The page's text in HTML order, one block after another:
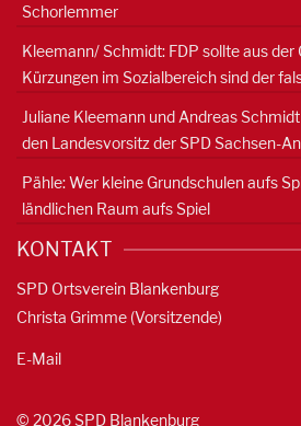
Schorlemmer
Kleemann/ Schmidt: FDP sollte aus der
Kürzungen im Sozialbereich sind der
Juliane Kleemann und Andreas
den Landesvorsitz der SPD Sachsen-
Pähle: Wer kleine Grundschulen aufs
ländlichen Raum aufs Spiel
KONTAKT
SPD Ortsverein Blankenburg
Christa Grimme (Vorsitzende)
E-Mail
© 2026 SPD Blankenburg